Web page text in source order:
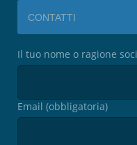
CONTATTI
Il tuo nome o ragione
Email (obbligatoria)